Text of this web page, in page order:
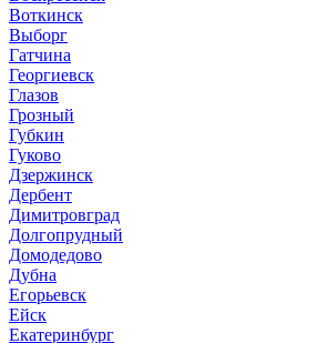
Воткинск
Выборг
Гатчина
Георгиевск
Глазов
Грозный
Губкин
Гуково
Дзержинск
Дербент
Димитровград
Долгопрудный
Домодедово
Дубна
Егорьевск
Ейск
Екатеринбург